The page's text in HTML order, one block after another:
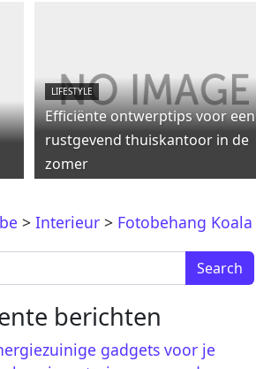
LIFESTYLE
Efficiënte ontwerptips voor een
rustgevend thuiskantoor in de
zomer
> Interieur > Fotobehang Koala
for:
berichten
gadgets voor je